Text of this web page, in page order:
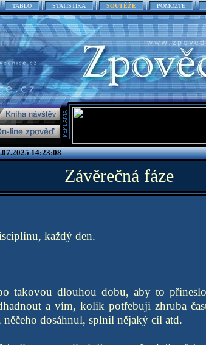
TABLO STATISTIKA SOUTĚŽE POMOZTE
14:23:08
Závěrečná fáze
každý den.
takovou dlouhou dobu, aby to
a vím, kolik potřebuji zhruba
dosáhnul, splnil nějaký cíl atd.